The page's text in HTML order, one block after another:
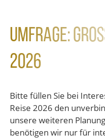
Umfrage:
2026
Bitte füllen Sie bei
Reise 2026 den
unsere weiteren
benötigen wir nur für